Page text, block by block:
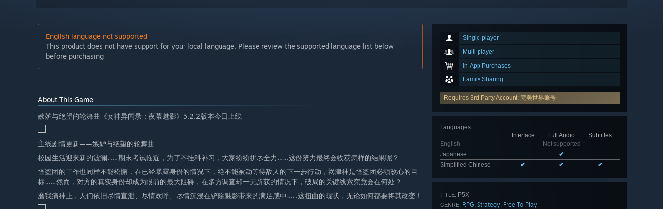
Single-player
Multi-player
In-App Purchases
Family Sharing
Requires 3rd-Party Account: 完美世界账号
Languages:
Interface
Full Audio
Subtitles
English
Not supported
Japanese
✔
Simplified Chinese
✔ ✔ ✔
TITLE: P5X
GENRE: RPG, Strategy, Free To Play
English language not supported
This product does not have support for your local language. Please review the supported language list below
before purchasing
About This Game
嫉妒与绝望的轮舞曲《女神异闻录：夜幕魅影》5.2.2版本今日上线
主线剧情更新——嫉妒与绝望的轮舞曲
校园生活迎来新的波澜……期末考试临近，为了不挂科补习，大家纷纷拼尽全力……这份努力最终会收获怎样的结果呢？
怪盗团的工作也同样不能松懈，在已经暴露身份的情况下，绝不能被动等待敌人的下一步行动，祸津神是怪盗团必须改心的目
标……然而，对方的真实身份却成为眼前的最大阻碍，在多方调查却一无所获的情况下，破局的关键线索究竟会在何处？
磨我痛神上，人们依旧尽情宣泄、尽情欢呼、尽情沉浸在铲除魅影带来的满足感中……这扭曲的现状，无论如何都要将其改变！